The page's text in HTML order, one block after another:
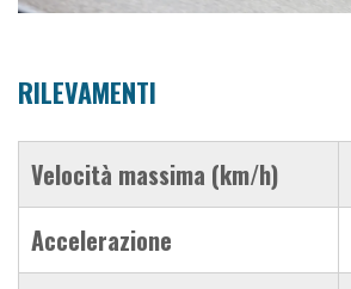
RILEVAMENTI
Velocità massima (km/h)
Accelerazione